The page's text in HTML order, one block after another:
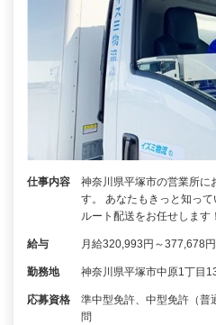
仕事内容
神奈川県平塚市の営業所に
す。 あなたもきっと知っ
ルート配送をお任せしま
給与 月給320,993円～377,678円
勤務地 神奈川県平塚市中原1丁目
応募資格
準中型免許、中型免許（
問